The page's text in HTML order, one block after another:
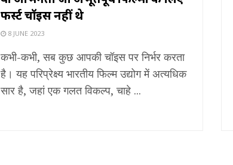
फर्स्ट चॉइस नहीं थे
8 JUNE 2023
कभी-कभी, सब कुछ आपकी चॉइस पर निर्भर करता
है। यह परिप्रेक्ष्य भारतीय फिल्म उद्योग में अत्यधिक
सार है, जहां एक गलत विकल्प, चाहे ...